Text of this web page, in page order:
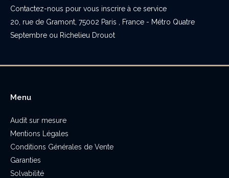
Contactez-nous pour vous inscrire à ce service
20, rue de Gramont, 75002 Paris , France - Métro Quatre
Septembre ou Richelieu Drouot
Menu
Audit sur mesure
Mentions Légales
Conditions Générales de Vente
Garanties
Solvabilité